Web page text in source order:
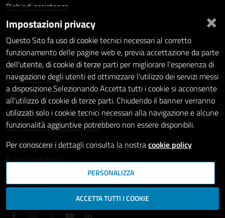
Richiedi assistenza
Statistiche dei Siti web
Intranet - accesso riservato
Amministrazione trasparente
Informativa privacy
Social Media Policy
Note legali
Dichiarazione di accessibilità
Whistleblowing
Rubrica telefonica
SEGUICI SU
×
Impostazioni privacy
Questo Sito fa uso di cookie tecnici necessari al corretto
funzionamento delle pagine web e, previa accettazione da parte
dell'utente, di cookie di terze parti per migliorare l'esperienza di
navigazione degli utenti ed ottimizzare l'utilizzo dei servizi messi
a disposizione.Selezionando Accetta tutti i cookie si acconsente
all'utilizzo di cookie di terze parti. Chiudendo il banner verranno
utilizzati solo i cookie tecnici necessari alla navigazione e alcune
funzionalità aggiuntive potrebbero non essere disponibili.
Per conoscere i dettagli consulta la nostracookie policy
PERSONALIZZA
ACCETTA TUTTI I COOKIE